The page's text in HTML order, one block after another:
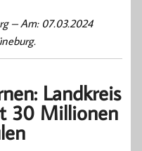
–Am: 07.03.2024
Landkreis
30 Millionen